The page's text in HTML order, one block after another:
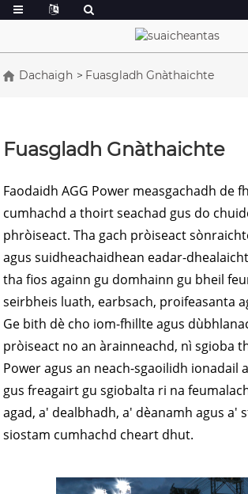
Dachaigh Fuasgladh Gnàthaichte
Fuasgladh Gnàthaichte
Faodaidh AGG Power measgachadh de
cumhachd a thoirt seachad gus do
phròiseact. Tha gach pròiseact
agus suidheachaidhean eadar-
tha fios againn gu domhainn gu bheil
seirbheis luath, earbsach, proifeasanta
Ge bith dè cho iom-fhillte agus
pròiseact no an àrainneachd, nì sgioba
Power agus an neach-sgaoilidh ionadail
gus freagairt gu sgiobalta ri na
agad, a' dealbhadh, a' dèanamh agus a'
siostam cumhachd cheart dhut.
Sreath P 10-220 kVA
Sreath DE 22-250 kVA
K Sereis 7-49 kVA
Sreath V 94-285 kVA